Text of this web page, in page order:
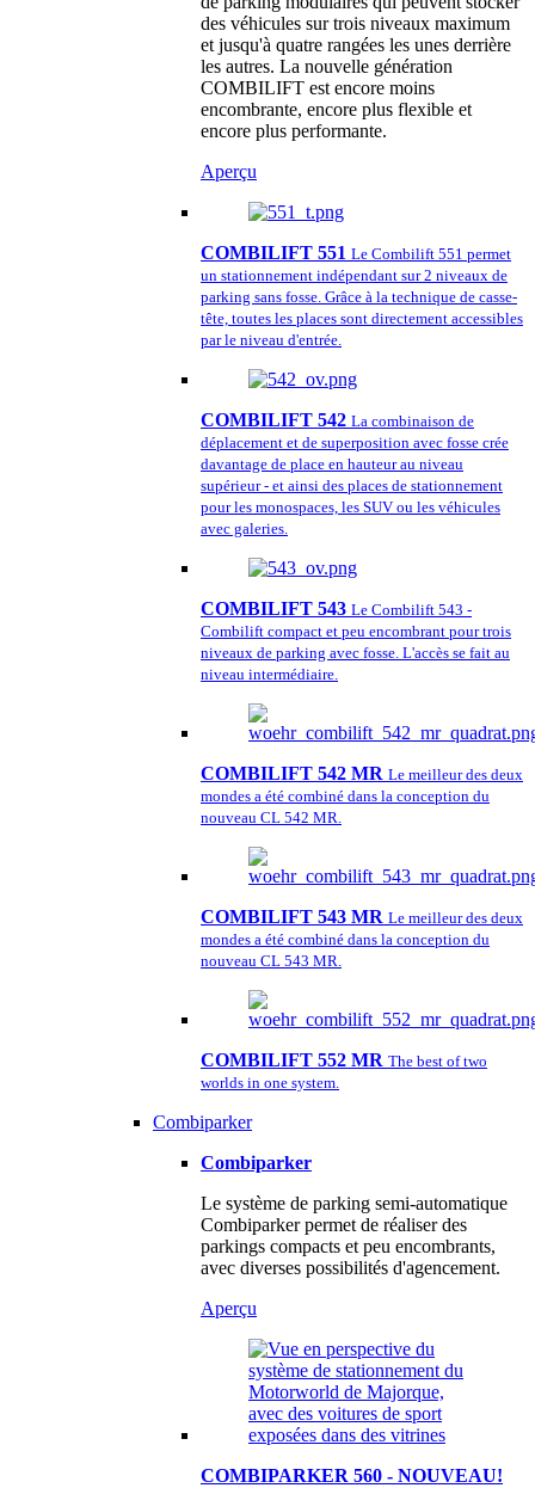
des véhicules sur trois niveaux maximum
et jusqu'à quatre rangées les unes derrière
les autres. La nouvelle génération
COMBILIFT est encore moins
encombrante, encore plus flexible et
encore plus performante.
Aperçu
COMBILIFT 551 Le Combilift 551 permet
un stationnement indépendant sur 2 niveaux de
parking sans fosse. Grâce à la technique de casse-
tête, toutes les places sont directement accessibles
par le niveau d'entrée.
COMBILIFT 542 La combinaison de
déplacement et de superposition avec fosse crée
davantage de place en hauteur au niveau
supérieur - et ainsi des places de stationnement
pour les monospaces, les SUV ou les véhicules
avec galeries.
COMBILIFT 543 Le Combilift 543 -
Combilift compact et peu encombrant pour trois
niveaux de parking avec fosse. L'accès se fait au
niveau intermédiaire.
COMBILIFT 542 MR Le meilleur des deux
mondes a été combiné dans la conception du
nouveau CL 542 MR.
COMBILIFT 543 MR Le meilleur des deux
mondes a été combiné dans la conception du
nouveau CL 543 MR.
COMBILIFT 552 MR The best of two
worlds in one system.
Combiparker
Combiparker
Le système de parking semi-automatique
Combiparker permet de réaliser des
parkings compacts et peu encombrants,
avec diverses possibilités d'agencement.
Aperçu
COMBIPARKER 560 - NOUVEAU!